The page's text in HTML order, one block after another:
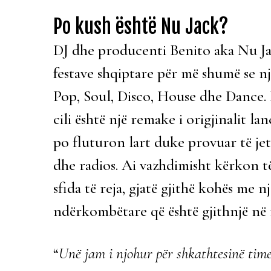
Po kush është Nu Jack?
DJ dhe producenti Benito aka Nu
festave shqiptare për më shumë se
Pop, Soul, Disco, House dhe
cili është një remake i origjinalit
po fluturon lart duke provuar të
dhe radios. Ai vazhdimisht kërkon
sfida të reja, gjatë gjithë kohës me
ndërkombëtare që është gjithnjë
“Unë jam i njohur për shkathtesinë